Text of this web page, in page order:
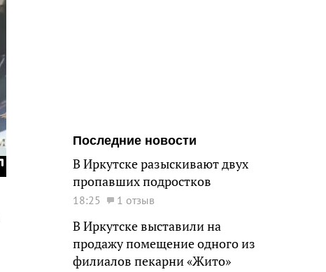
Последние новости
В Иркутске разыскивают двух
пропавших подростков
18:25 1 отзыв
В Иркутске выставили на
продажу помещение одного из
филиалов пекарни «Жито»